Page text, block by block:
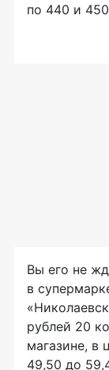
по 440 и
Вы его не
в
рублей 20
магазине, в
49,50 до